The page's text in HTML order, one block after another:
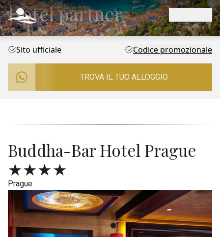
Hotel partner
Sito ufficiale Codice promozionale
TROVA IL TUO ALLOGGIO
Buddha-Bar Hotel Prague
★★★★
Prague